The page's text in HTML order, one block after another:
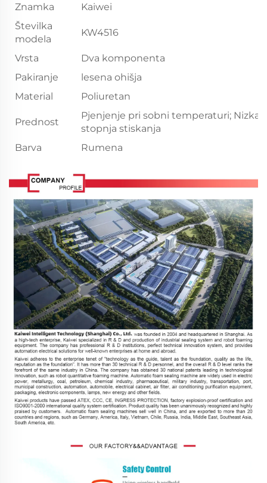
Znamka
Kaiwei
Številka
modela
KW4516
Vrsta
Dva komponenta
Pakiranje
lesena ohišja
Material
Poliuretan
Prednost
Pjenjenje pri sobni temperaturi; Nizka
stopnja stiskanja
Barva
Rumena